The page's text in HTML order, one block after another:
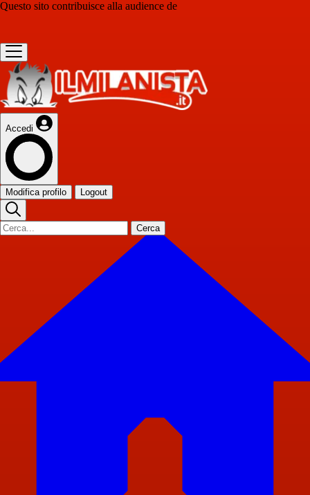
Questo sito contribuisce alla audience de
Accedi
Modifica profilo Logout
Cerca